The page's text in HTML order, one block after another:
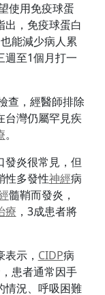
使用免疫球蛋
出，免疫球蛋白
能減少病人累
週至1個月打一
查，經醫師排除
台灣仍屬罕見疾
。
發炎很常見，但
性多發性神經病
髓鞘而發炎，
療 ，3成患者將
示， CIDP病
患者通常因手
情況、呼吸困難